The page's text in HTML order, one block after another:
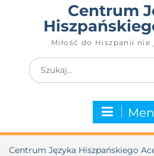
Centrum
Miłość do Hiszpanii
Centrum Języka Hiszpańskiego